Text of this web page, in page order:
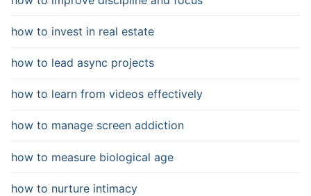
how to invest in real estate
how to lead async projects
how to learn from videos effectively
how to manage screen addiction
how to measure biological age
how to nurture intimacy